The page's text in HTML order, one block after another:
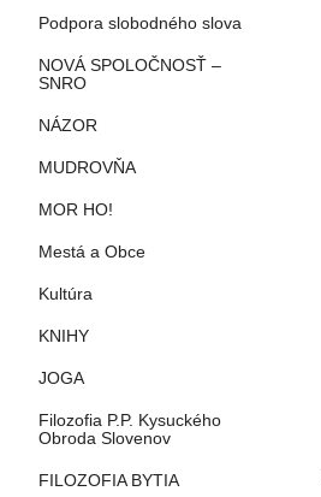
Podpora slobodného slova
NOVÁ SPOLOČNOSŤ –
SNRO
NÁZOR
MUDROVŇA
MOR HO!
Mestá a Obce
Kultúra
KNIHY
JOGA
Filozofia P.P. Kysuckého
Obroda Slovenov
FILOZOFIA BYTIA